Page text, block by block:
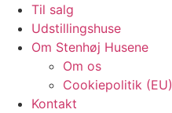
Til salg
Udstillingshuse
Om Stenhøj Husene
Om os
Cookiepolitik (EU)
Kontakt